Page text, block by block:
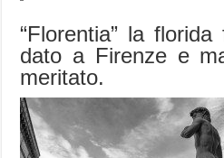
“Florentia” la
dato a Firenze e
meritato.